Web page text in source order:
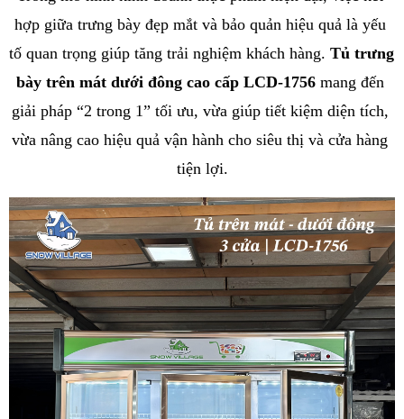
hợp giữa trưng bày đẹp mắt và bảo quản hiệu quả là yếu
tố quan trọng giúp tăng trải nghiệm khách hàng. Tủ trưng
bày trên mát dưới đông cao cấp LCD-1756 mang đến
giải pháp “2 trong 1” tối ưu, vừa giúp tiết kiệm diện tích,
vừa nâng cao hiệu quả vận hành cho siêu thị và cửa hàng
tiện lợi.